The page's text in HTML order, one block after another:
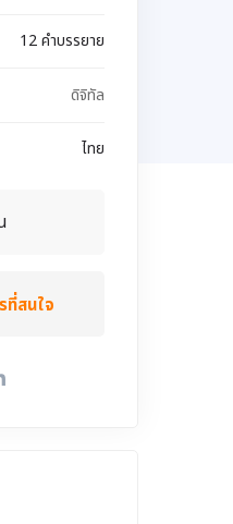
12 คำบรรยาย
ดิจิทัล
ไทย
ที่สนใจ